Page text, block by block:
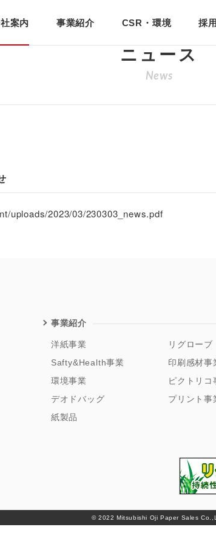
案内 事業紹介 CSR・環境 採
ニュース
News
uploads/2023/03/230303_news.pdf
事業紹介
洋紙事業
Safty&Health事業
環境事業
デオドバッグ
紙製品
リグローブ
印刷感材事
ピクトリコ
プリント事
© 2022 Mitsubishi Oji Paper Sales